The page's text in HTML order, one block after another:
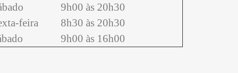
9h00 às 20h30
feira
8h30 às 20h30
9h00 às 16h00